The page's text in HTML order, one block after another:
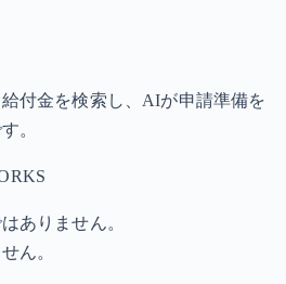
付金を検索し、AIが申請準備を
。
ありません。
ん。